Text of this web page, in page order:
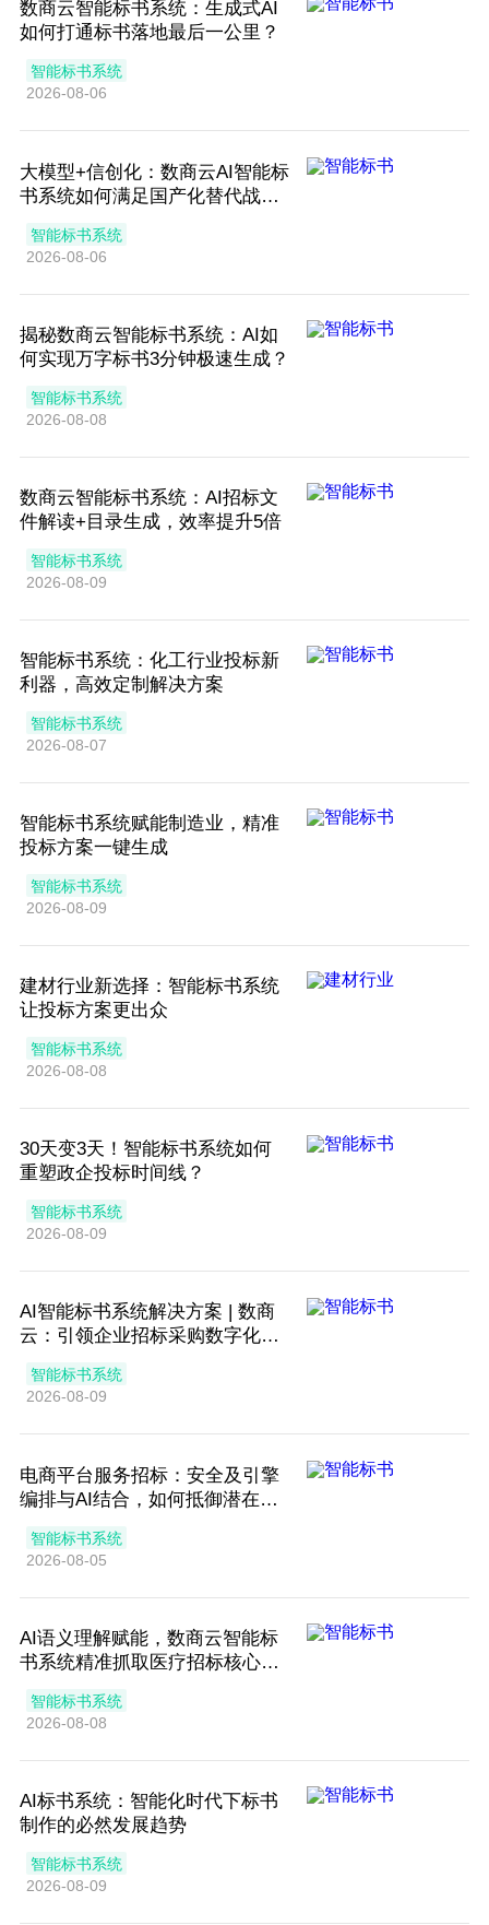
数商云智能标书系统：生成式AI
如何打通标书落地最后一公里？
智能标书系统
2026-08-06
大模型+信创化：数商云AI智能标
书系统如何满足国产化替代战略
智能标书系统
2026-08-06
揭秘数商云智能标书系统：AI如
何实现万字标书3分钟极速生成？
智能标书系统
2026-08-08
数商云智能标书系统：AI招标文
件解读+目录生成，效率提升5倍
智能标书系统
2026-08-09
智能标书系统：化工行业投标新
利器，高效定制解决方案
智能标书系统
2026-08-07
智能标书系统赋能制造业，精准
投标方案一键生成
智能标书系统
2026-08-09
建材行业新选择：智能标书系统
让投标方案更出众
智能标书系统
2026-08-08
30天变3天！智能标书系统如何
重塑政企投标时间线？
智能标书系统
2026-08-09
AI智能标书系统解决方案 | 数商
云：引领企业招标采购数字化转
智能标书系统
2026-08-09
电商平台服务招标：安全及引擎
编排与AI结合，如何抵御潜在风
智能标书系统
2026-08-05
AI语义理解赋能，数商云智能标
书系统精准抓取医疗招标核心需
智能标书系统
2026-08-08
AI标书系统：智能化时代下标书
制作的必然发展趋势
智能标书系统
2026-08-09